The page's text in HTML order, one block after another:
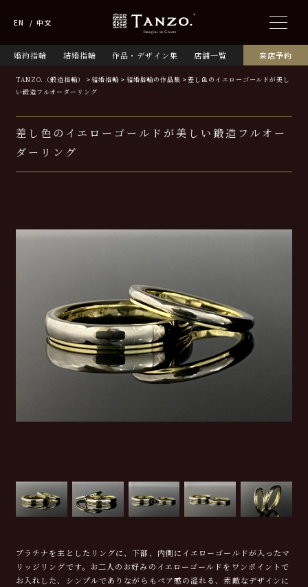
婚約指輪 結婚指輪 作品・デザイン集 店舗一覧 来店予約
EN 中文
TANZO.（鍛造指輪） 結婚指輪 結婚指輪の作品集
差し色のイエローゴールドが美し
い鍛造フルオーダーリング
差し色のイエローゴールドが美しい鍛造フルオー
ダーリング
プラチナを主としたリングに、下部、内側にイエローゴールドが入ったマ
リッジリングです。お二人のお好みのイエローゴールドをワンポイントで
お入れした、シンプルでありながらもペア感の溢れる、素敵なデザインに